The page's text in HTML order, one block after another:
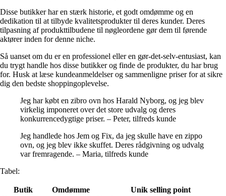
Disse butikker har en stærk historie, et godt omdømme og en
dedikation til at tilbyde kvalitetsprodukter til deres kunder. Deres
tilpasning af produkttilbudene til nøgleordene gør dem til førende
aktører inden for denne niche.
Så uanset om du er en professionel eller en gør-det-selv-entusiast, kan
du trygt handle hos disse butikker og finde de produkter, du har brug
for. Husk at læse kundeanmeldelser og sammenligne priser for at sikre
dig den bedste shoppingoplevelse.
Jeg har købt en zibro ovn hos Harald Nyborg, og jeg blev
virkelig imponeret over det store udvalg og deres
konkurrencedygtige priser. – Peter, tilfreds kunde
Jeg handlede hos Jem og Fix, da jeg skulle have en zippo
ovn, og jeg blev ikke skuffet. Deres rådgivning og udvalg
var fremragende. – Maria, tilfreds kunde
Tabel:
Butik Omdømme
Unik selling point